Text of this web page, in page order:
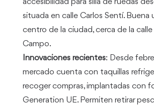
accesibilidad para silla de ruedas
situada en calle Carlos Sentí. Buena
centro de la ciudad, cerca de la
Campo.
Innovaciones recientes: Desde
mercado cuenta con taquillas
recoger compras, implantadas con
Generation UE. Permiten retirar